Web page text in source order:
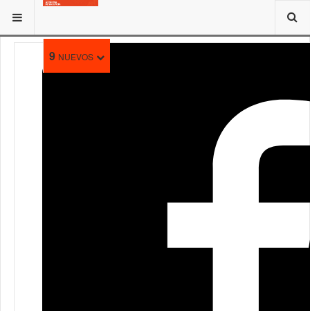
9 NUEVOS
ESTÁ AQUÍ: